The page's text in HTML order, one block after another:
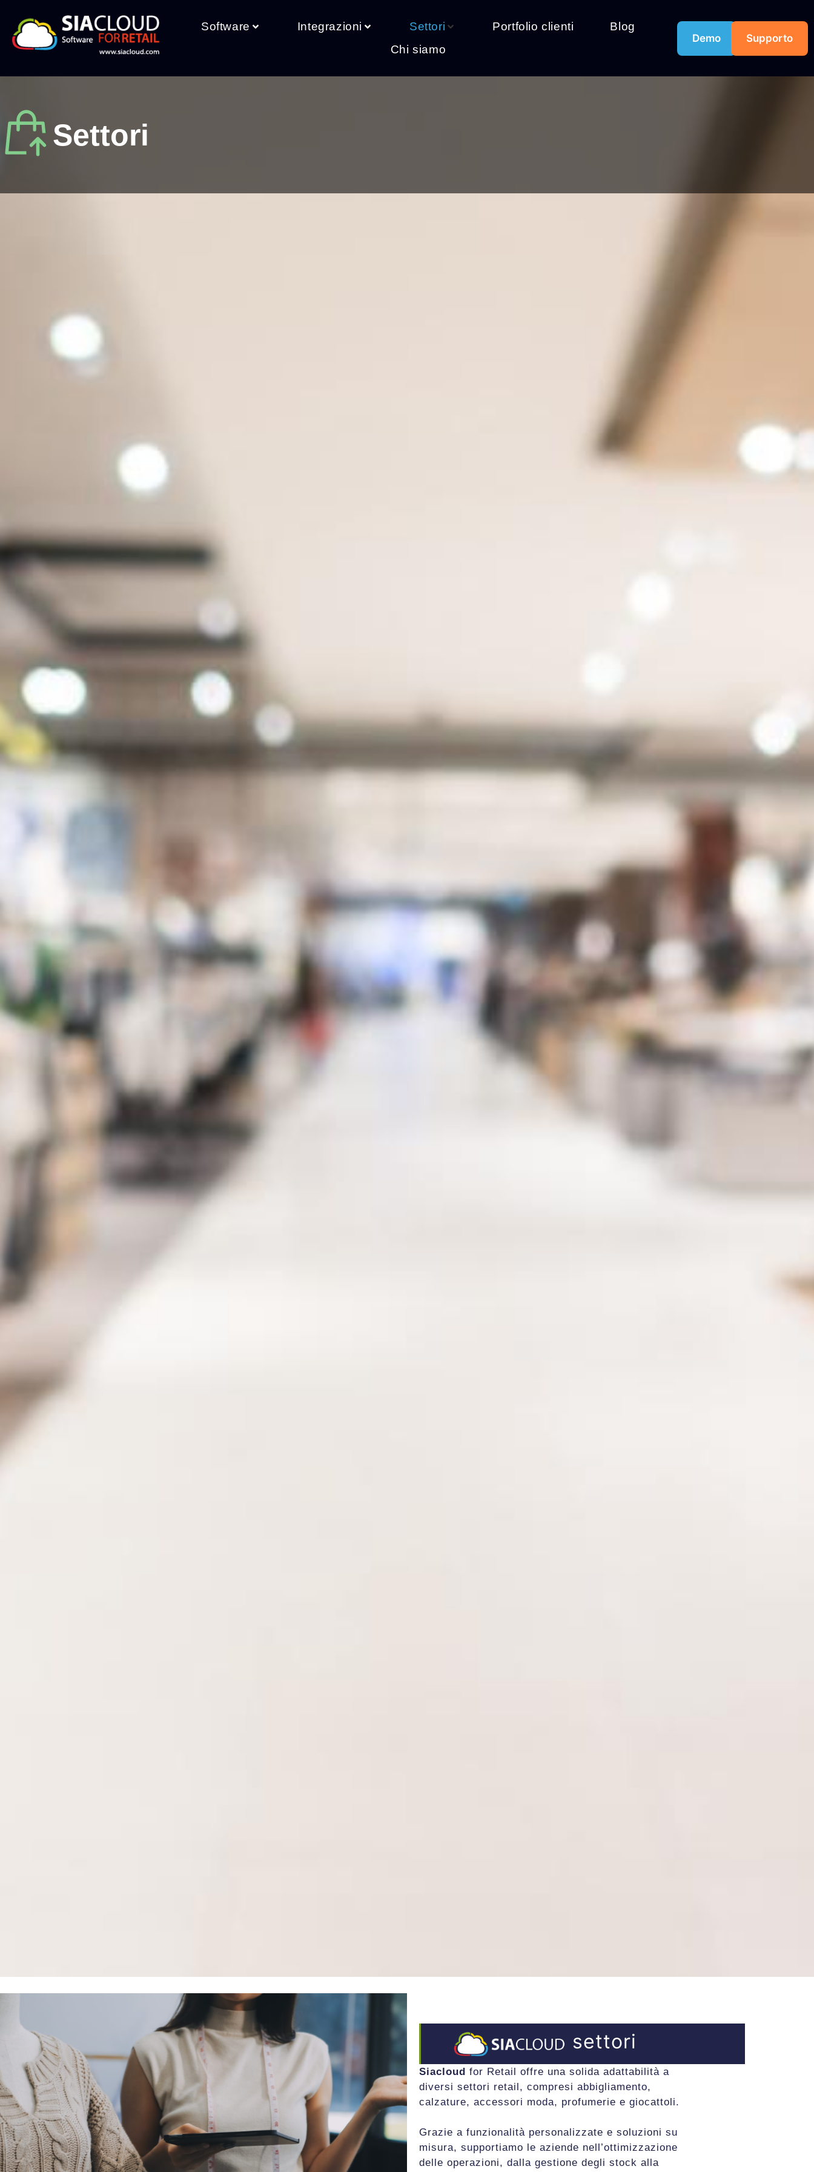
Software Integrazioni Settori Portfolio clienti
Blog
Chi siamo
Demo Supporto
Settori
settori
Siacloud for Retail offre una solida adattabilità a
diversi settori retail, compresi abbigliamento,
calzature, accessori moda, profumerie e giocattoli.
Grazie a funzionalità personalizzate e soluzioni su
misura, supportiamo le aziende nell’ottimizzazione
delle operazioni, dalla gestione degli stock alla